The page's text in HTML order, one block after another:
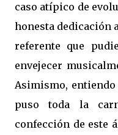
caso atípico de
honesta dedicación
referente que
envejecer
Asimismo,
puso toda la
confección de este